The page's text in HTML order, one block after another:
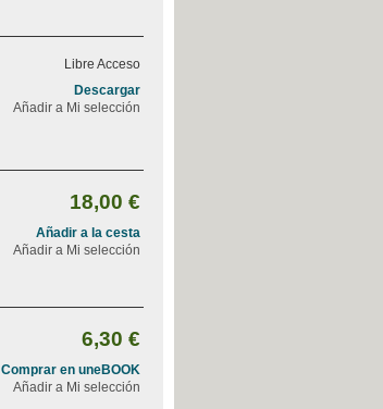
Libre Acceso
Descargar
Añadir a Mi selección
18,00 €
Añadir a la cesta
Añadir a Mi selección
6,30 €
Comprar en uneBOOK
Añadir a Mi selección